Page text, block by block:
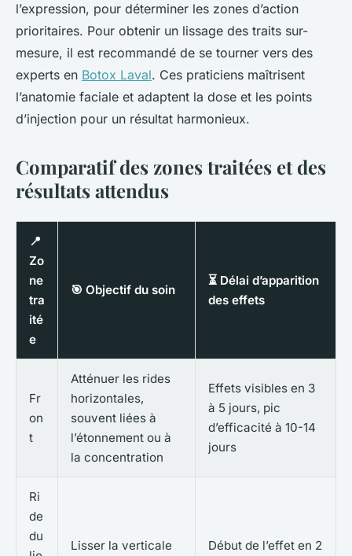
l’expression, pour déterminer les zones d’action
prioritaires. Pour obtenir un lissage des traits sur-
mesure, il est recommandé de se tourner vers des
experts en Botox Laval. Ces praticiens maîtrisent
l’anatomie faciale et adaptent la dose et les points
d’injection pour un résultat harmonieux.
Comparatif des zones traitées et des
résultats attendus
📍
Zo
ne
tra
ité
e
🎯 Objectif du soin
⏳ Délai d’apparition
des effets
Fr
on
t
Atténuer les rides
horizontales,
souvent liées à
l’étonnement ou à
la concentration
Effets visibles en 3
à 5 jours, pic
d’efficacité à 10-14
jours
Ri
de
du
Lisser la verticale Début de l’effet en 2